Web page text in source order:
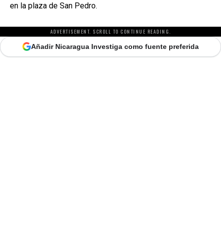
en la plaza de San Pedro.
ADVERTISEMENT. SCROLL TO CONTINUE READING.
Añadir Nicaragua Investiga como fuente preferida